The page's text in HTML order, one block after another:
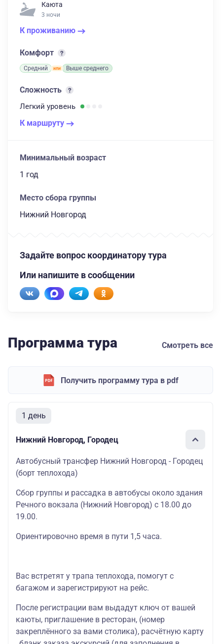
Каюта
3 ночи
К проживанию
Комфорт
Средний Выше среднего
Сложность
Легкий уровень
К маршруту
Минимальный возраст
1 год
Место сбора группы
Нижний Новгород
Задайте вопрос координатору тура
Или напишите в сообщении
Программа тура Смотреть все
Получить программу тура в pdf
1 день
Нижний Новгород, Городец
Автобусный трансфер Нижний Новгород - Городец
(борт теплохода)
Сбор группы и рассадка в автобусы около здания
Речного вокзала (Нижний Новгород) с 18.00 до
19.00.
Ориентировочно время в пути 1,5 часа.
Вас встретят у трапа теплохода, помогут с
багажом и зарегистрируют на рейс.
После регистрации вам выдадут ключ от вашей
каюты, приглашение в ресторан, (номер
закреплённого за вами столика), расчётную карту